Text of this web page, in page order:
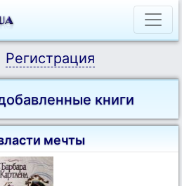
Регистрация
книги
мечты